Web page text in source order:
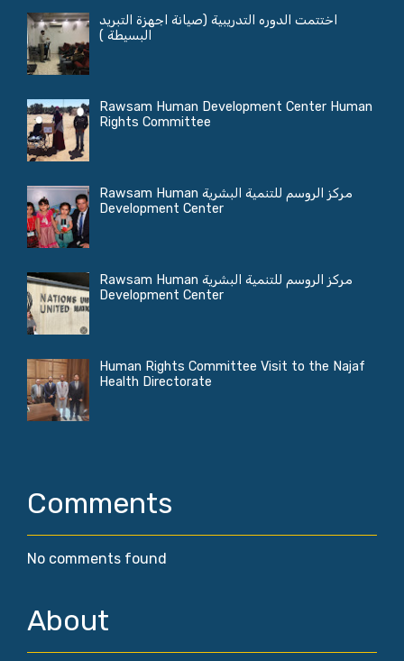
اختتمت الدوره التدريبية (صيانة اجهزة التبريد
البسيطة )
Rawsam Human Development Center Human
Rights Committee
مركز الروسم للتنمية البشرية Rawsam Human
Development Center
مركز الروسم للتنمية البشرية Rawsam Human
Development Center
Human Rights Committee Visit to the Najaf
Health Directorate
Comments
No comments found
About